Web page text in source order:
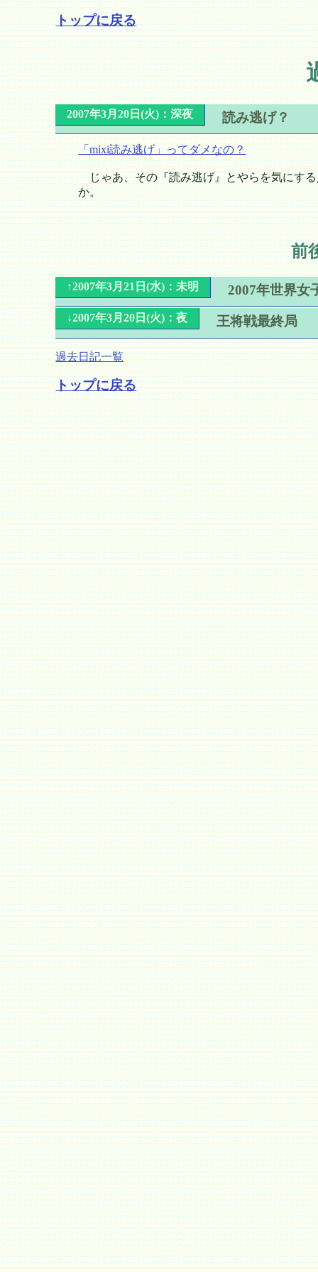
トップに戻る
2007年3月20日(火)：深夜 読み逃げ？
「mixi読み逃げ」ってダメなの？
じゃあ、その『読み逃げ』とやらを気にする
か。
前
↑2007年3月21日(水)：未明 2007年世界
↓2007年3月20日(火)：夜 王将戦最終局
過去日記一覧
トップに戻る